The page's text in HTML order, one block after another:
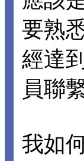
要熟
經達
員聯繫
我如